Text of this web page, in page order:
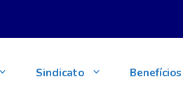
Sindicato Benefícios